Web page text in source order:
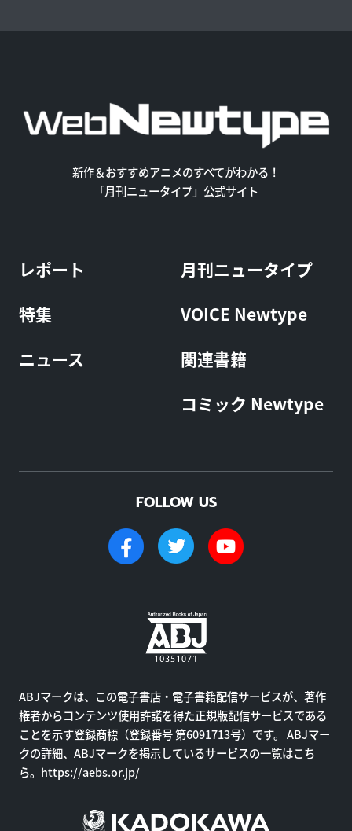
新作＆おすすめアニメのすべてがわかる！
「月刊ニュータイプ」公式サイト
レポート
特集
ニュース
月刊ニュータイプ
VOICE Newtype
関連書籍
コミック Newtype
FOLLOW US
ABJマークは、この電子書店・電子書籍配信サービスが、著作
権者からコンテンツ使用許諾を得た正規版配信サービスである
ことを示す登録商標（登録番号 第6091713号）です。 ABJマー
クの詳細、ABJマークを掲示しているサービスの一覧はこち
ら。 https://aebs.or.jp/